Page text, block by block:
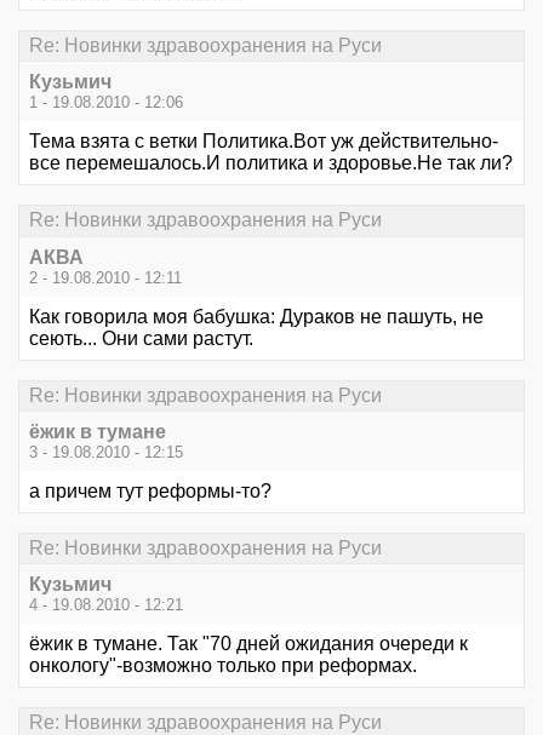
Re: Новинки здравоохранения на Руси
Кузьмич
1 - 19.08.2010 - 12:06
Тема взята с ветки Политика.Вот уж действительно-
все перемешалось.И политика и здоровье.Не так ли?
Re: Новинки здравоохранения на Руси
АКВА
2 - 19.08.2010 - 12:11
Как говорила моя бабушка: Дураков не пашуть, не
сеють... Они сами растут.
Re: Новинки здравоохранения на Руси
ёжик в тумане
3 - 19.08.2010 - 12:15
а причем тут реформы-то?
Re: Новинки здравоохранения на Руси
Кузьмич
4 - 19.08.2010 - 12:21
ёжик в тумане. Так "70 дней ожидания очереди к
онкологу"-возможно только при реформах.
Re: Новинки здравоохранения на Руси